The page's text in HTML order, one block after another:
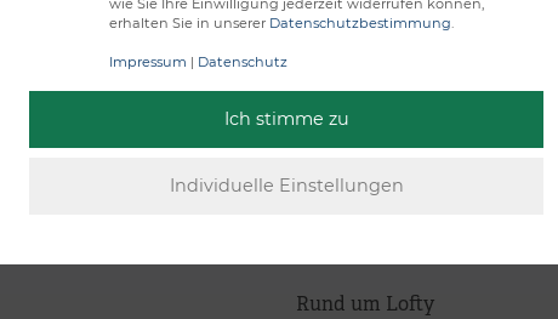
Rund um Lofty
wie Sie Ihre Einwilligung jederzeit widerrufen können,
erhalten Sie in unserer Datenschutzbestimmung.
Impressum | Datenschutz
Ich stimme zu